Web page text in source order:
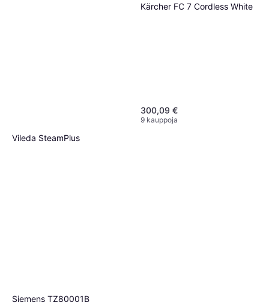
Vileda SteamPlus
Kärcher FC 7 Cordless White
300,09 €
9 kauppoja
Siemens TZ80001B